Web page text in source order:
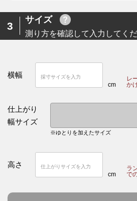
3
サイズ
測り方を確認して入力してく
横幅
cm
レ
か
仕上がり
幅サイズ
※ゆとりを加えたサイズ
高さ
cm
ラ
で